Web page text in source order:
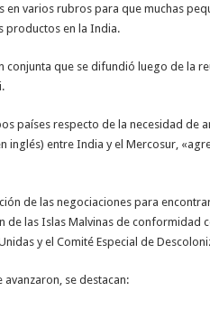
varios rubros para que muchas
productos en la India.
conjunta que se difundió luego de la
países respecto de la necesidad de
inglés) entre India y el Mercosur,
de las negociaciones para
de las Islas Malvinas de conformidad
y el Comité Especial de
avanzaron, se destacan: